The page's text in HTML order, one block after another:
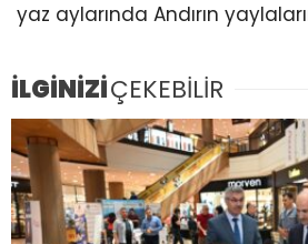
yaz aylarında Andırın
İLGİNİZİÇEKEBİLİR